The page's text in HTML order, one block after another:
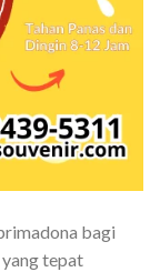
bagi
tepat